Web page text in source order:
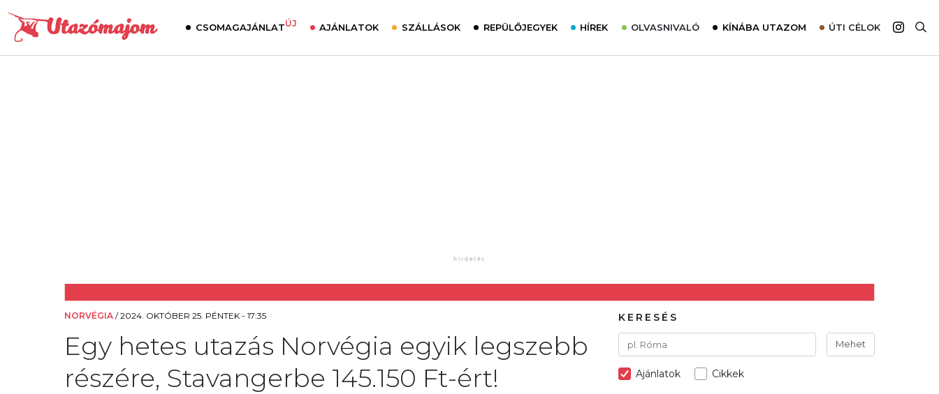
CSOMAGAJÁNLATÚJ AJÁNLATOK SZÁLLÁSOK REPÜLŐJEGYEK HÍREK OLVASNIVALÓ KÍNÁBA UTAZOM ÚTI CÉLOK
NORVÉGIA /2024. OKTÓBER 25. PÉNTEK - 17:35
Egy hetes utazás Norvégia egyik legszebb
részére, Stavangerbe 145.150 Ft-ért!
KERESÉS
Mehet
Ajánlatok Cikkek